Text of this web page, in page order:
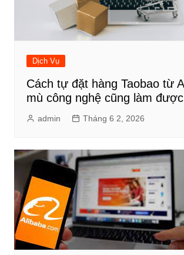
Dịch Vụ
Cách tự đặt hàng Taobao từ
mù công nghệ cũng làm
admin Tháng 6 2, 2026